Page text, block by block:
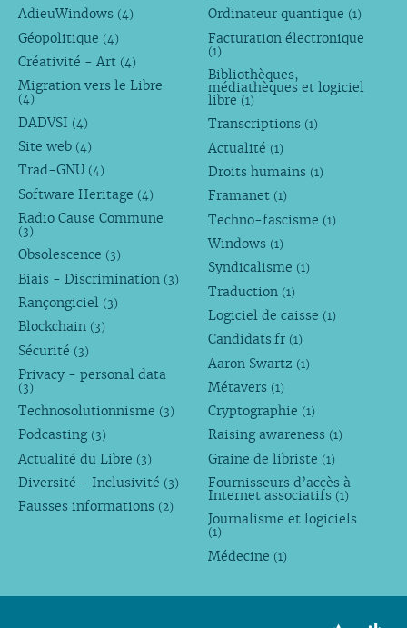
AdieuWindows (4)
Géopolitique (4)
Créativité - Art (4)
Migration vers le Libre
(4)
DADVSI (4)
Site web (4)
Trad-GNU (4)
Software Heritage (4)
Radio Cause Commune
(3)
Obsolescence (3)
Biais - Discrimination (3)
Rançongiciel (3)
Blockchain (3)
Sécurité (3)
Privacy - personal data
(3)
Technosolutionnisme (3)
Podcasting (3)
Actualité du Libre (3)
Diversité - Inclusivité (3)
Fausses informations (2)
Ordinateur quantique (1)
Facturation électronique
(1)
Bibliothèques,
médiathèques et logiciel
libre (1)
Transcriptions (1)
Actualité (1)
Droits humains (1)
Framanet (1)
Techno-fascisme (1)
Windows (1)
Syndicalisme (1)
Traduction (1)
Logiciel de caisse (1)
Candidats.fr (1)
Aaron Swartz (1)
Métavers (1)
Cryptographie (1)
Raising awareness (1)
Graine de libriste (1)
Fournisseurs d’accès à
Internet associatifs (1)
Journalisme et logiciels
(1)
Médecine (1)